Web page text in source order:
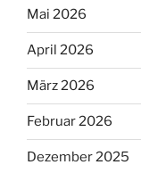
Mai 2026
April 2026
März 2026
Februar 2026
Dezember 2025